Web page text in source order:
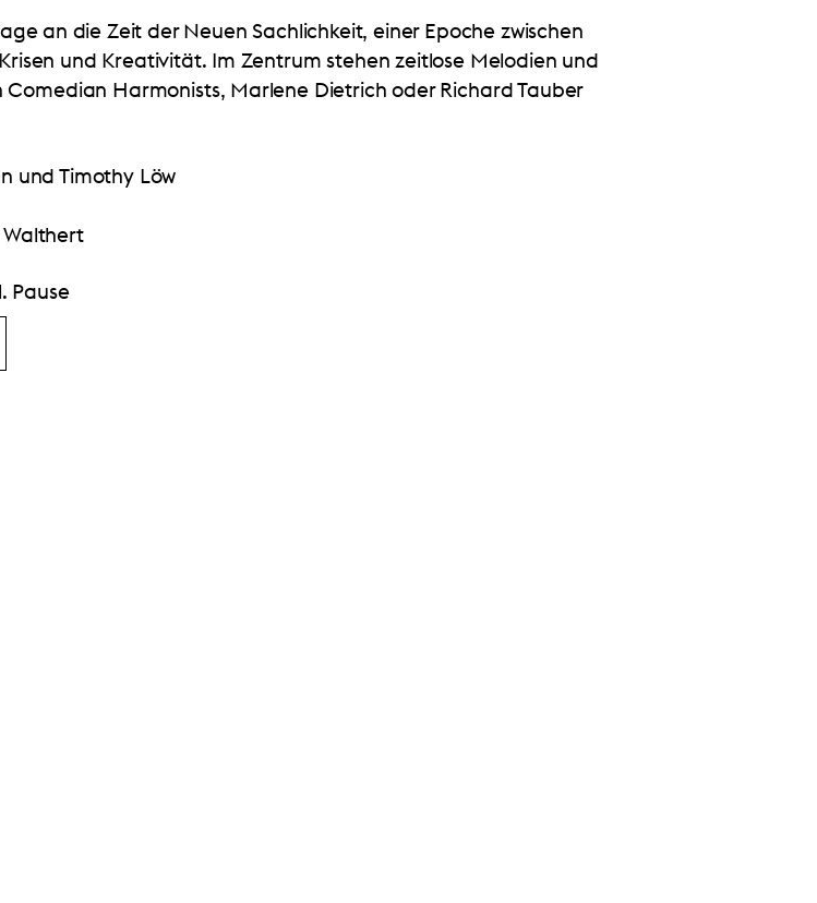
an die Zeit der Neuen Sachlichkeit, einer Epoche zwischen
und Kreativität. Im Zentrum stehen zeitlose Melodien und
Comedian Harmonists, Marlene Dietrich oder Richard Tauber
und Timothy Löw
Pause